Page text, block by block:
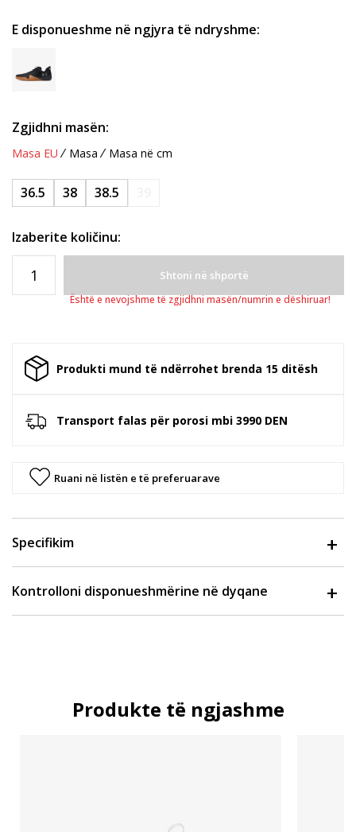
E disponueshme në ngjyra të ndryshme:
Zgjidhni masën:
Masa EU Masa Masa në cm
36.5 38 38.5
Izaberite količinu:
Shtoni në shportë
Është e nevojshme të zgjidhni masën/numrin e dëshiruar!
Produkti mund të ndërrohet brenda 15 ditësh
Transport falas për porosi mbi 3990 DEN
Ruani në listën e të preferuarave
Specifikim
Kontrolloni disponueshmërine në dyqane
Produkte të ngjashme